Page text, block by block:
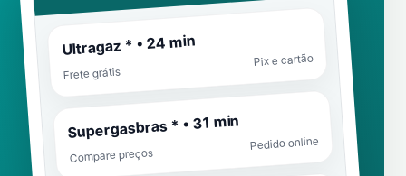
Ultragaz * • 24 min
Frete grátis
Pix e cartão
Supergasbras * • 31 min
Compare preços
Pedido online